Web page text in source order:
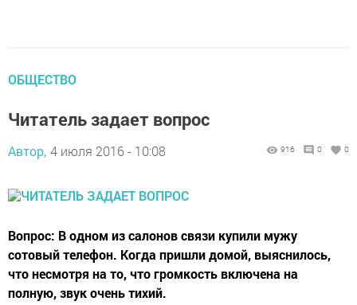
ОБЩЕСТВО
Читатель задает вопрос
Автор, 4 июля 2016 - 10:08 916 0 0
Вопрос: В одном из салонов связи купили мужу
сотовый телефон. Когда пришли домой, выяснилось,
что несмотря на то, что громкость включена на
полную, звук очень тихий.